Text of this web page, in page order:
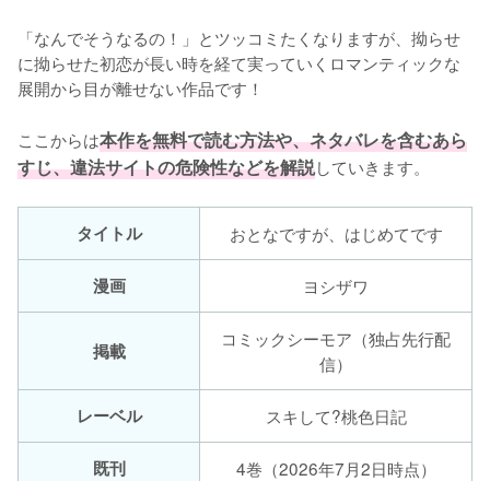
「なんでそうなるの！」とツッコミたくなりますが、拗らせ
に拗らせた初恋が長い時を経て実っていくロマンティックな
展開から目が離せない作品です！
ここからは本作を無料で読む方法や、ネタバレを含むあら
すじ、違法サイトの危険性などを解説していきます。
タイトル おとなですが、はじめてです
漫画 ヨシザワ
掲載
コミックシーモア（独占先行配
信）
レーベル スキして?桃色日記
既刊 4巻（2026年7月2日時点）